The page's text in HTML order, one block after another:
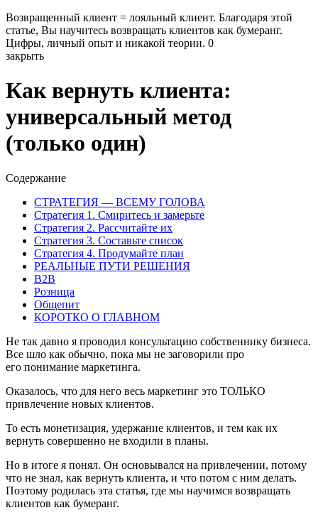
Возвращенный клиент = лояльный клиент. Благодаря этой
статье, Вы научитесь возвращать клиентов как бумеранг.
Цифры, личный опыт и никакой теории. 0
закрыть
Как вернуть клиента:
универсальный метод
(только один)
Содержание
СТРАТЕГИЯ — ВСЕМУ ГОЛОВА
Стратегия 1. Смиритесь и замерьте
Стратегия 2. Рассчитайте их
Стратегия 3. Составьте список
Стратегия 4. Продумайте план
РЕАЛЬНЫЕ ПУТИ РЕШЕНИЯ
B2B
Розница
Общепит
КОРОТКО О ГЛАВНОМ
Не так давно я проводил консультацию собственнику бизнеса.
Все шло как обычно, пока мы не заговорили про
его понимание маркетинга.
Оказалось, что для него весь маркетинг это ТОЛЬКО
привлечение новых клиентов.
То есть монетизация, удержание клиентов, и тем как их
вернуть совершенно не входили в планы.
Но в итоге я понял. Он основывался на привлечении, потому
что не знал, как вернуть клиента, и что потом с ним делать.
Поэтому родилась эта статья, где мы научимся возвращать
клиентов как бумеранг.